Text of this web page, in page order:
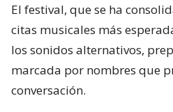
El festival, que se ha
citas musicales más
los sonidos alternativos,
marcada por nombres que
conversación.